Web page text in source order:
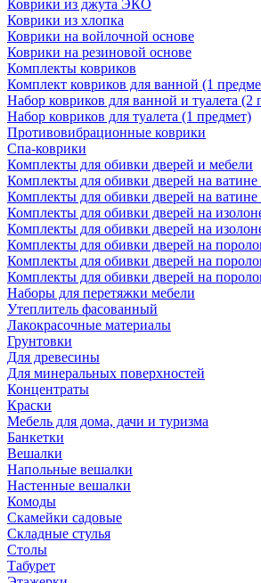
Коврики из джута ЭКО
Коврики из хлопка
Коврики на войлочной основе
Коврики на резиновой основе
Комплекты ковриков
Комплект ковриков для ванной (1
Набор ковриков для ванной и туалета (2
Набор ковриков для туалета (1 предмет)
Противовибрационные коврики
Спа-коврики
Комплекты для обивки дверей и мебели
Комплекты для обивки дверей на ватине
Комплекты для обивки дверей на ватине
Комплекты для обивки дверей на
Комплекты для обивки дверей на
Комплекты для обивки дверей на
Комплекты для обивки дверей на
Комплекты для обивки дверей на
Наборы для перетяжки мебели
Утеплитель фасованный
Лакокрасочные материалы
Грунтовки
Для древесины
Для минеральных поверхностей
Концентраты
Краски
Мебель для дома, дачи и туризма
Банкетки
Вешалки
Напольные вешалки
Настенные вешалки
Комоды
Скамейки садовые
Складные стулья
Столы
Табурет